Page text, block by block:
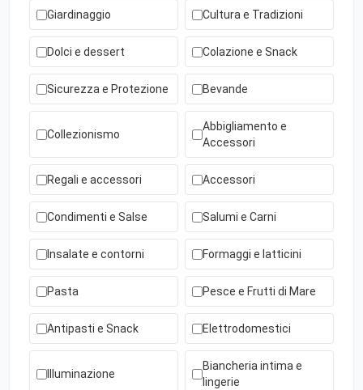
Giardinaggio Cultura e Tradizioni
Dolci e dessert Colazione e Snack
Sicurezza e Protezione Bevande
Collezionismo
Abbigliamento e
Accessori
Regali e accessori Accessori
Condimenti e Salse Salumi e Carni
Insalate e contorni Formaggi e latticini
Pasta Pesce e Frutti di Mare
Antipasti e Snack Elettrodomestici
Illuminazione
Biancheria intima e
lingerie